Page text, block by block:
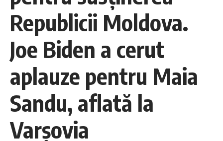
Republicii Moldova.
Joe Biden a cerut
aplauze pentru Maia
Sandu, aflată la
Varșovia